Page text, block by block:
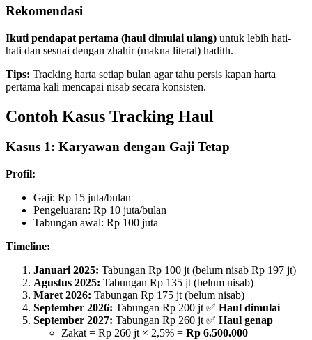
Rekomendasi
Ikuti pendapat pertama (haul dimulai ulang) untuk lebih hati-
hati dan sesuai dengan zhahir (makna literal) hadith.
Tips: Tracking harta setiap bulan agar tahu persis kapan harta
pertama kali mencapai nisab secara konsisten.
Contoh Kasus Tracking Haul
Kasus 1: Karyawan dengan Gaji Tetap
Profil:
Gaji: Rp 15 juta/bulan
Pengeluaran: Rp 10 juta/bulan
Tabungan awal: Rp 100 juta
Timeline:
Januari 2025: Tabungan Rp 100 jt (belum nisab Rp 197 jt)
Agustus 2025: Tabungan Rp 135 jt (belum nisab)
Maret 2026: Tabungan Rp 175 jt (belum nisab)
September 2026: Tabungan Rp 200 jt ✅ Haul dimulai
September 2027: Tabungan Rp 260 jt ✅ Haul genap
Zakat = Rp 260 jt × 2,5% = Rp 6.500.000